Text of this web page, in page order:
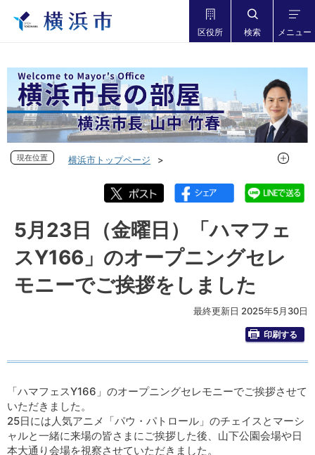
区役所 検索 メニュー
現在位置
横浜市トップページ
フォトダイアリー 2025年度
フォトダイアリー 2025年5月
5月23日（金曜日）「ハマフェスY166」のオープニングセレ
モニーでご挨拶をしました
現在位
5月23日（金曜日）「ハマフェ
スY166」のオープニングセレ
モニーでご挨拶をしました
最終更新日 2025年5月30日
印刷する
「ハマフェスY166」のオープニングセレモニーでご挨拶させて
いただきました。
25日には人気アニメ「パウ・パトロール」のチェイスとマーシ
ャルと一緒に来場の皆さまにご挨拶した後、山下公園会場や日
本大通り会場を視察させていただきました。